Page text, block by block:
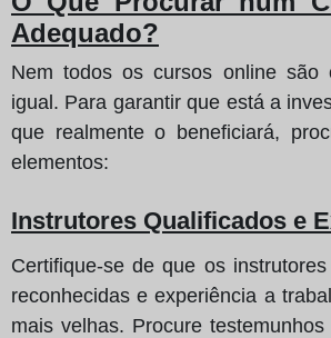
Adequado?
Nem todos os cursos online são
igual. Para garantir que está a
que realmente o beneficiará,
elementos:
Instrutores Qualificados e
Certifique-se de que os
reconhecidas e experiência a
mais velhas. Procure